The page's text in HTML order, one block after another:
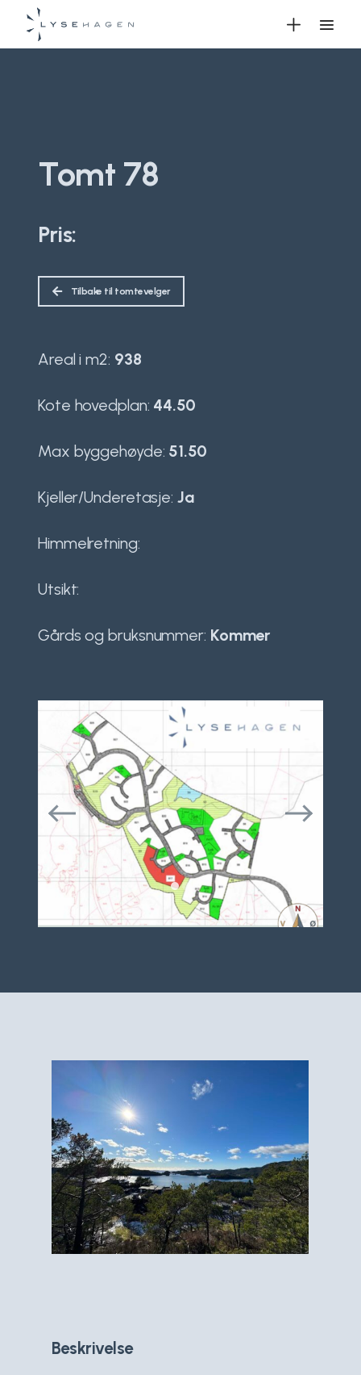
Tomt 78
Pris:
Tilbake til tomtevelger
Areal i m2: 938
Kote hovedplan: 44.50
Max byggehøyde: 51.50
Kjeller/Underetasje: Ja
Himmelretning:
Utsikt:
Gårds og bruksnummer: Kommer
Beskrivelse